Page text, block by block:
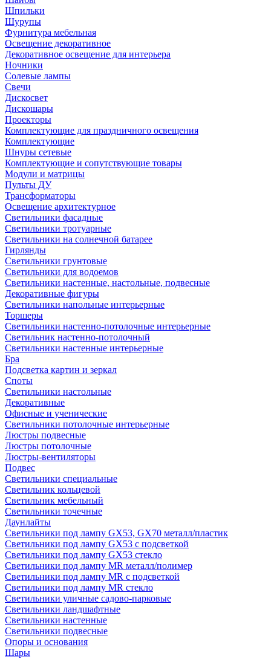
Шпильки
Шурупы
Фурнитура мебельная
Освещение декоративное
Декоративное освещение для интерьера
Ночники
Солевые лампы
Свечи
Дискосвет
Дискошары
Проекторы
Комплектующие для праздничного освещения
Комплектующие
Шнуры сетевые
Комплектующие и сопутствующие товары
Модули и матрицы
Пульты ДУ
Трансформаторы
Освещение архитектурное
Светильники фасадные
Светильники тротуарные
Светильники на солнечной батарее
Гирлянды
Светильники грунтовые
Светильники для водоемов
Светильники настенные, настольные, подвесные
Декоративные фигуры
Светильники напольные интерьерные
Торшеры
Светильники настенно-потолочные интерьерные
Светильник настенно-потолочный
Светильники настенные интерьерные
Бра
Подсветка картин и зеркал
Споты
Светильники настольные
Декоративные
Офисные и ученические
Светильники потолочные интерьерные
Люстры подвесные
Люстры потолочные
Люстры-вентиляторы
Подвес
Светильники специальные
Светильник кольцевой
Светильник мебельный
Светильники точечные
Даунлайты
Светильники под лампу GX53, GX70 металл/пластик
Светильники под лампу GX53 с подсветкой
Светильники под лампу GX53 стекло
Светильники под лампу MR металл/полимер
Светильники под лампу MR с подсветкой
Светильники под лампу MR стекло
Светильники уличные садово-парковые
Светильники ландшафтные
Светильники настенные
Светильники подвесные
Опоры и основания
Шары